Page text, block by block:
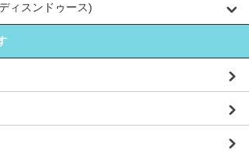
ィスンドゥース)